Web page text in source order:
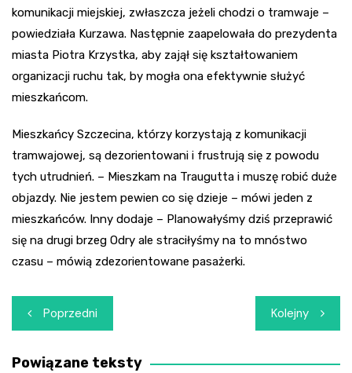
komunikacji miejskiej, zwłaszcza jeżeli chodzi o tramwaje –
powiedziała Kurzawa. Następnie zaapelowała do prezydenta
miasta Piotra Krzystka, aby zajął się kształtowaniem
organizacji ruchu tak, by mogła ona efektywnie służyć
mieszkańcom.
Mieszkańcy Szczecina, którzy korzystają z komunikacji
tramwajowej, są dezorientowani i frustrują się z powodu
tych utrudnień. – Mieszkam na Traugutta i muszę robić duże
objazdy. Nie jestem pewien co się dzieje – mówi jeden z
mieszkańców. Inny dodaje – Planowałyśmy dziś przeprawić
się na drugi brzeg Odry ale straciłyśmy na to mnóstwo
czasu – mówią zdezorientowane pasażerki.
Nawigacja
wpisu
Poprzedni Kolejny
Powiązane teksty